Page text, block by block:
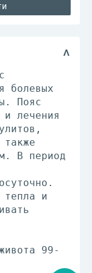
болевых
Пояс
и лечения
В период
тепла и
99-